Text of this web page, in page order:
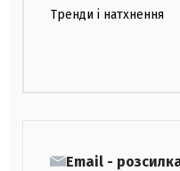
Тренди і натхнення
Email -